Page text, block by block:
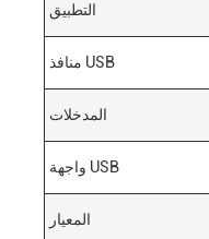
التطبيق
منافذ USB
المدخلات
واجهة USB
المعيار